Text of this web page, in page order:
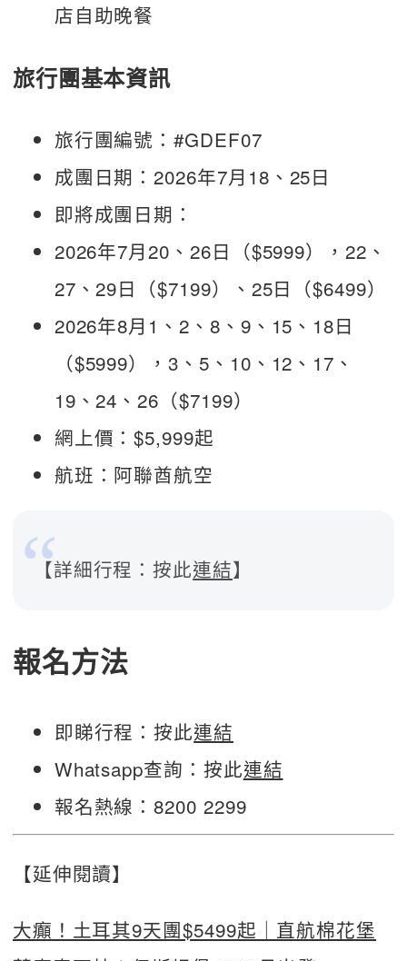
店自助晚餐
旅行團基本資訊
旅行團編號：#GDEF07
成團日期：2026年7月18、25日
即將成團日期：
2026年7月20、26日（$5999），22、
27、29日（$7199）、25日（$6499）
2026年8月1、2、8、9、15、18日
（$5999），3、5、10、12、17、
19、24、26（$7199）
網上價：$5,999起
航班：阿聯酋航空
【詳細行程：按此連結】
報名方法
即睇行程：按此連結
Whatsapp查詢：按此連結
報名熱線：8200 2299
【延伸閱讀】
大癲！土耳其9天團$5499起｜直航棉花堡